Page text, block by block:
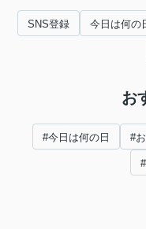
SNS登録 今日は何の
お
#今日は何の日 #